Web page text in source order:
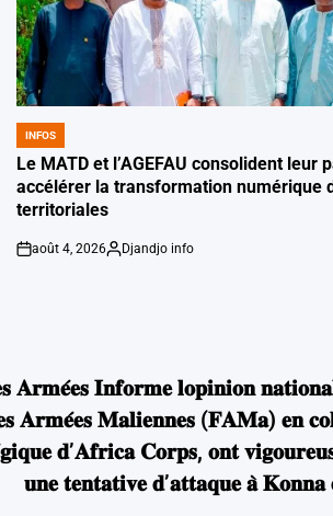
POSTED
IN
INFOS
Le MATD et l’AGEFAU consolident leur
accélérer la transformation numérique
territoriales
on
août 4, 2026
Posted
Djandjo info
𝐀𝐫𝐦𝐞́𝐞𝐬 𝐈𝐧𝐟𝐨𝐫𝐦𝐞 𝐥𝐨𝐩𝐢𝐧𝐢𝐨𝐧
𝐀𝐫𝐦𝐞́𝐞𝐬 𝐌𝐚𝐥𝐢𝐞𝐧𝐧𝐞𝐬 (𝐅𝐀𝐌𝐚) 𝐞𝐧
𝐝’𝐀𝐟𝐫𝐢𝐜𝐚 𝐂𝐨𝐫𝐩𝐬, 𝐨𝐧𝐭
𝐮𝐧𝐞 𝐭𝐞𝐧𝐭𝐚𝐭𝐢𝐯𝐞 𝐝’𝐚𝐭𝐭𝐚𝐪𝐮𝐞 𝐚̀